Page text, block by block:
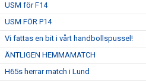
USM för F14
USM FÖR P14
Vi fattas en bit i vårt handbollspussel!
ÄNTLIGEN HEMMAMATCH
H65s herrar match i Lund